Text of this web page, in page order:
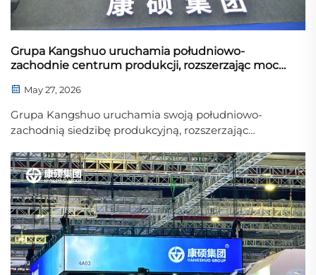
Grupa Kangshuo uruchamia południowo-
zachodnie centrum produkcji, rozszerzając moc
inteligentnej produkcji
May 27, 2026
Grupa Kangshuo uruchamia swoją południowo-
zachodnią siedzibę produkcyjną, rozszerzając
inteligentnej produkcji oraz produkcji precyzyjnych
komponentów.